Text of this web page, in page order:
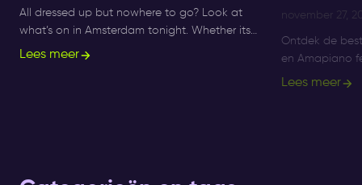
All dressed up but nowhere to go? Look at
what’s on in Amsterdam tonight. Whether its
Sunday, Monday or Saturday- there is always
Lees meer
november 27,
Ontdek de
en Amapiano
Supperclub,
Lees meer